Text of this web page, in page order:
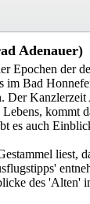
Adenauer)
Epochen der
im Bad
Der
kommt
es auch
liest,
des 'Alten'